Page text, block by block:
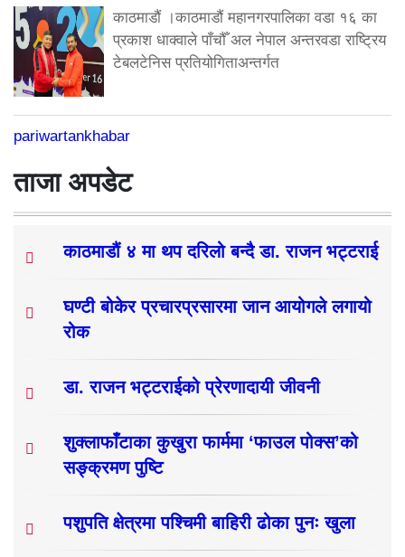
काठमाडौं ।काठमाडौं महानगरपालिका वडा १६ का
प्रकाश धाक्वाले पाँचौँ अल नेपाल अन्तरवडा राष्ट्रिय
टेबलटेनिस प्रतियोगिताअन्तर्गत
pariwartankhabar
ताजा अपडेट
काठमाडौं ४ मा थप दरिलो बन्दै डा. राजन भट्टराई
घण्टी बोकेर प्रचारप्रसारमा जान आयोगले लगायो
रोक
डा. राजन भट्टराईको प्रेरणादायी जीवनी
शुक्लाफाँटाका कुखुरा फार्ममा ‘फाउल पोक्स’को
सङ्क्रमण पुष्टि
पशुपति क्षेत्रमा पश्चिमी बाहिरी ढोका पुनः खुला